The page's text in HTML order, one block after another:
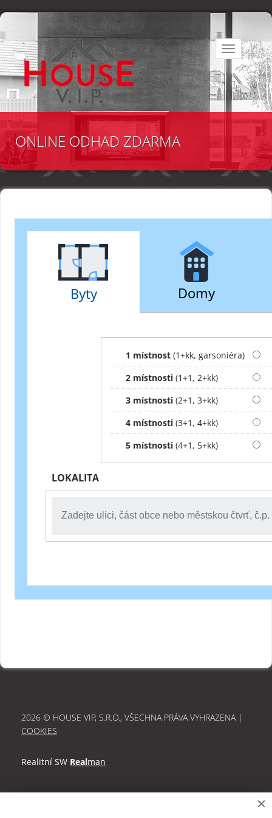
Toggle
navigation
ONLINE ODHAD ZDARMA
2026 © HOUSE VIP, S.R.O., VŠECHNA PRÁVA VYHRAZENA |
COOKIES
Realitní SW Realman
×